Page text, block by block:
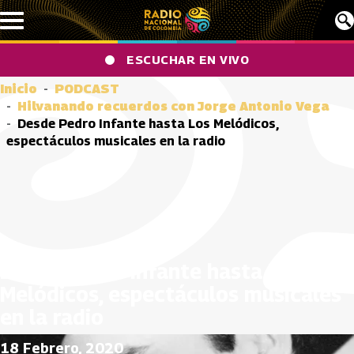
Pasar al contenido principal
ESCUCHAR EN VIVO
Inicio
PODCAST
Hilvanando recuerdos con Jorge Antonio Vega
Desde Pedro Infante hasta Los Melódicos,
espectáculos musicales en la radio
18 Febrero, 2020